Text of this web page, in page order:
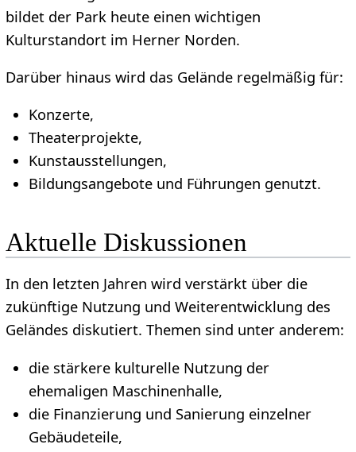
bildet der Park heute einen wichtigen
Kulturstandort im Herner Norden.
Darüber hinaus wird das Gelände regelmäßig für:
Konzerte,
Theaterprojekte,
Kunstausstellungen,
Bildungsangebote und Führungen genutzt.
Aktuelle Diskussionen
In den letzten Jahren wird verstärkt über die
zukünftige Nutzung und Weiterentwicklung des
Geländes diskutiert. Themen sind unter anderem:
die stärkere kulturelle Nutzung der
ehemaligen Maschinenhalle,
die Finanzierung und Sanierung einzelner
Gebäudeteile,